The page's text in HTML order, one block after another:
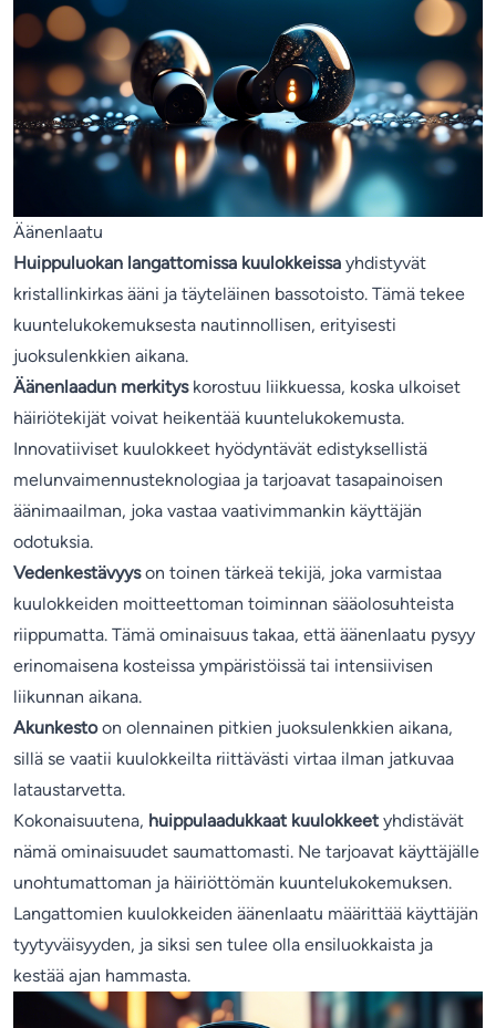
Äänenlaatu
Huippuluokan langattomissa kuulokkeissa yhdistyvät
kristallinkirkas ääni ja täyteläinen bassotoisto. Tämä tekee
kuuntelukokemuksesta nautinnollisen, erityisesti
juoksulenkkien aikana.
Äänenlaadun merkityskorostuu liikkuessa, koska ulkoiset
häiriötekijät voivat heikentää kuuntelukokemusta.
Innovatiiviset kuulokkeet hyödyntävät edistyksellistä
melunvaimennusteknologiaa ja tarjoavat tasapainoisen
äänimaailman, joka vastaa vaativimmankin käyttäjän
odotuksia.
Vedenkestävyyson toinen tärkeä tekijä, joka varmistaa
kuulokkeiden moitteettoman toiminnan sääolosuhteista
riippumatta. Tämä ominaisuus takaa, että äänenlaatu pysyy
erinomaisena kosteissa ympäristöissä tai intensiivisen
liikunnan aikana.
Akunkestoon olennainen pitkien juoksulenkkien aikana,
sillä se vaatii kuulokkeilta riittävästi virtaa ilman jatkuvaa
lataustarvetta.
Kokonaisuutena, huippulaadukkaat kuulokkeetyhdistävät
nämä ominaisuudet saumattomasti. Ne tarjoavat käyttäjälle
unohtumattoman ja häiriöttömän kuuntelukokemuksen.
Langattomien kuulokkeiden äänenlaatu määrittää käyttäjän
tyytyväisyyden, ja siksi sen tulee olla ensiluokkaista ja
kestää ajan hammasta.